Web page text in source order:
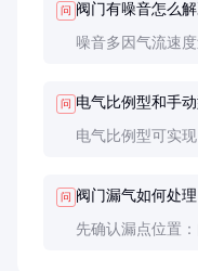
问 阀门有噪音怎么解
噪音多因气流速
问 电气比例型和手
电气比例型可实
问 阀门漏气如何处理
先确认漏点位置